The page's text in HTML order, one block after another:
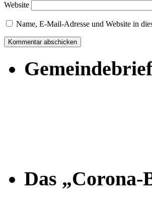
Website
Name, E-Mail-Adresse und Website in
Gemeindebrief
Das „Corona-